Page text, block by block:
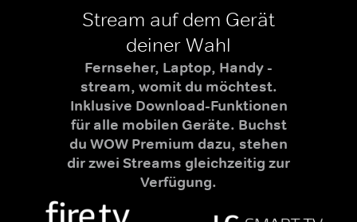
Stream auf dem Gerät
deiner Wahl
Fernseher, Laptop, Handy -
stream, womit du möchtest.
Inklusive Download-Funktionen
für alle mobilen Geräte. Buchst
du WOW Premium dazu, stehen
dir zwei Streams gleichzeitig zur
Verfügung.